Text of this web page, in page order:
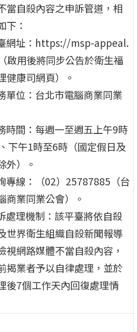
當自殺內容之申訴管道，相
下：
網址：https://msp-appeal.
啟用後將同步公告於衛生福
健康司網頁）。
單位：台北市電腦商業同業
時間：每週一至週五上午9時
下午1時至6時（國定假日及
外）。
專線：（02）25787885（台
商業同業公會）。
處理機制：該平臺將依自殺
世界衛生組織自殺新聞報導
視網路媒體不當自殺內容，
揭業者予以自律處理，並於
後7個工作天內回復處理情